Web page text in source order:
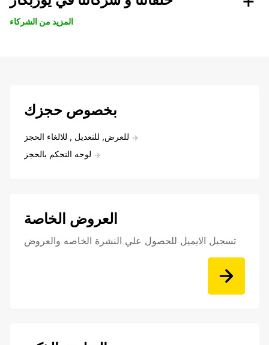
المزيد من الشركاء
بخصوص حجزك
للعرض, للتعديل , للالغاء الحجز
لوحه التحكم بالحجز
العروض الخاصة
تسجيل الايميل للحصول علي النشرة الخاصه والعروض